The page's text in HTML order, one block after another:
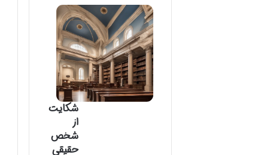
شکایت
از
شخص
حقیقی